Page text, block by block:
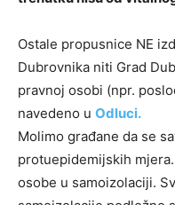
Ostale propusnice NE
Dubrovnika niti Grad
pravnoj osobi (npr.
navedeno u Odluci.
Molimo građane da se
protuepidemijskih
osobe u samoizolaciji.